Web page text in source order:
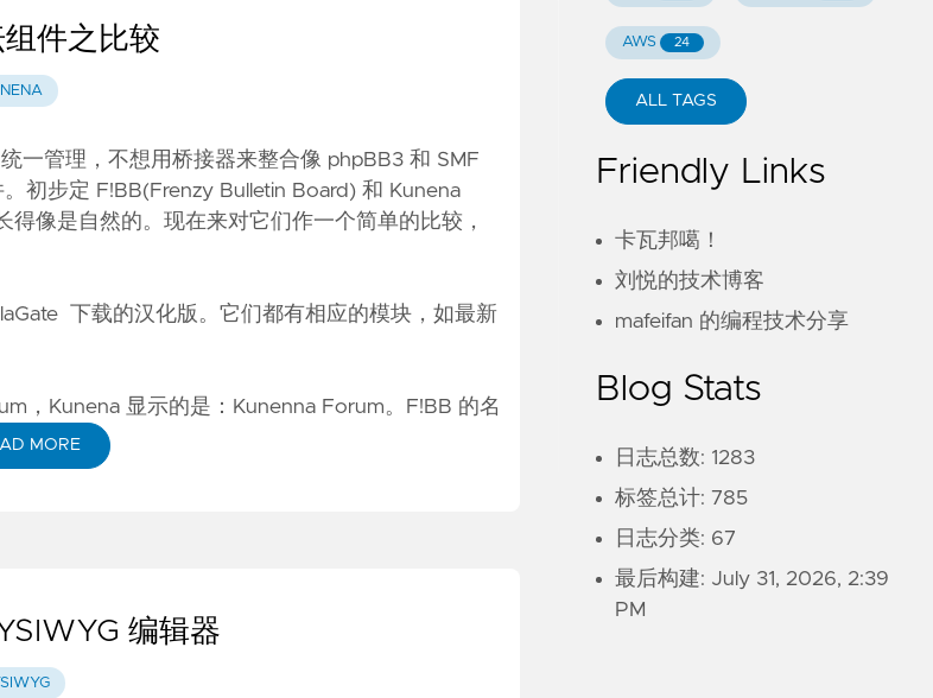
件之比较
一管理，不想用桥接器来整合像 phpBB3 和 SMF
初步定 F!BB(Frenzy Bulletin Board) 和 Kunena
像是自然的。现在来对它们作一个简单的比较，
下载的汉化版。它们都有相应的模块，如最新
，Kunena 显示的是：Kunenna Forum。F!BB 的名
MORE
编辑器
AWS 24
ALL TAGS
Friendly Links
卡瓦邦噶！
刘悦的技术博客
mafeifan 的编程技术分享
Blog Stats
日志总数: 1283
标签总计: 785
日志分类: 67
最后构建: July 31, 2026, 2:39
PM